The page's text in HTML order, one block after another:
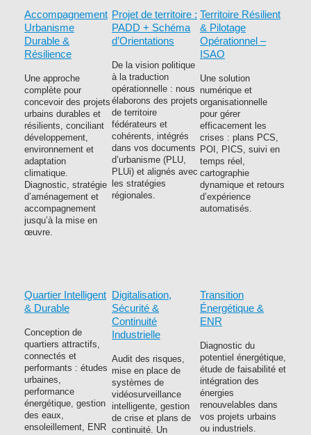
Accompagnement
Urbanisme
Durable &
Résilience
Une approche
complète pour
concevoir des projets
urbains durables et
résilients, conciliant
développement,
environnement et
adaptation
climatique.
Diagnostic, stratégie
d’aménagement et
accompagnement
jusqu’à la mise en
œuvre.
Projet de territoire :
PADD + Schéma
d’Orientations
De la vision politique
à la traduction
opérationnelle : nous
élaborons des projets
de territoire
fédérateurs et
cohérents, intégrés
dans vos documents
d’urbanisme (PLU,
PLUi) et alignés avec
les stratégies
régionales.
Territoire Résilient
& Pilotage
Opérationnel –
ISAO
Une solution
numérique et
organisationnelle
pour gérer
efficacement les
crises : plans PCS,
POI, PICS, suivi en
temps réel,
cartographie
dynamique et retours
d’expérience
automatisés.
Quartier Intelligent
& Durable
Conception de
quartiers attractifs,
connectés et
performants : études
urbaines,
performance
énergétique, gestion
des eaux,
ensoleillement, ENR
Digitalisation,
Sécurité &
Continuité
Industrielle
Audit des risques,
mise en place de
systèmes de
vidéosurveillance
intelligente, gestion
de crise et plans de
continuité. Un
Transition
Énergétique &
ENR
Diagnostic du
potentiel énergétique,
étude de faisabilité et
intégration des
énergies
renouvelables dans
vos projets urbains
ou industriels.